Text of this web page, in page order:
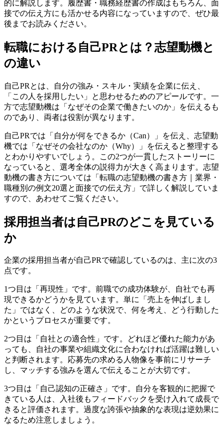
的に解説します。履歴書・職務経歴書の作成はもちろん、面
接での伝え方にも活かせる内容になっていますので、ぜひ最
後までお読みください。
転職における自己PRとは？志望動機と
の違い
自己PRとは、自分の強み・スキル・実績を企業に伝え、
「この人を採用したい」と思わせるためのアピールです。一
方で志望動機は「なぜその企業で働きたいのか」を伝えるも
のであり、両者は役割が異なります。
自己PRでは「自分が何をできるか（Can）」を伝え、志望動
機では「なぜその会社なのか（Why）」を伝えると整理する
とわかりやすいでしょう。この2つが一貫したストーリーに
なっていると、選考全体の説得力が大きく高まります。志望
動機の書き方については「転職の志望動機の書き方｜業界・
職種別の例文20選と面接での伝え方」で詳しく解説していま
すので、あわせてご覧ください。
採用担当者は自己PRのどこを見ている
か
企業の採用担当者が自己PRで確認しているのは、主に次の3
点です。
1つ目は「再現性」です。前職での成功体験が、自社でも再
現できるかどうかを見ています。単に「売上を伸ばしまし
た」ではなく、どのような状況で、何を考え、どう行動した
かというプロセスが重要です。
2つ目は「自社との適合性」です。どれほど優れた能力があ
っても、自社の事業や組織文化に合わなければ活躍は難しい
と判断されます。応募先の求める人物像を事前にリサーチ
し、マッチする強みを選んで伝えることが大切です。
3つ目は「自己認知の正確さ」です。自分を客観的に把握で
きている人は、入社後もフィードバックを受け入れて成長で
きると評価されます。過度な誇張や抽象的な表現は逆効果に
なるため注意しましょう。